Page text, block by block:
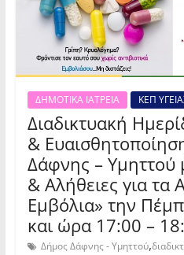
ΔΗΜΟΤΙΚΑ ΙΑΤΡΕΙΑ ΚΕΠ
Διαδικτυακή
&
Δάφνης – Υμηττού
& Αλήθειες για τα
Εμβόλια» την
και ώρα 17:00 –
Δήμος Δάφνης - Υμηττού,